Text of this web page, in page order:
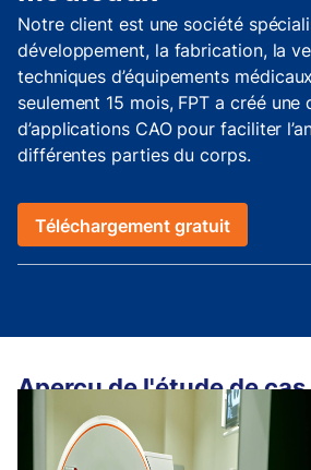
Notre client est une société
développement, la fabrication, la
techniques d’équipements
seulement 15 mois, FPT a créé une
d’applications CAO pour faciliter
différentes parties du corps.
Téléchargement gratuit
Aperçu de l'étude de cas